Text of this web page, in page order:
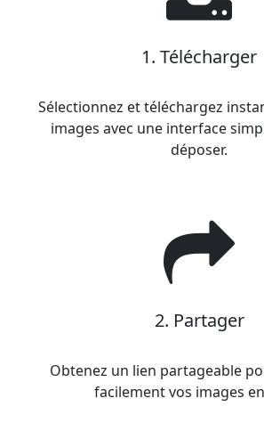
1. Télécharger
Sélectionnez et téléchargez
images avec une interface
déposer.
2. Partager
Obtenez un lien partageable
facilement vos images